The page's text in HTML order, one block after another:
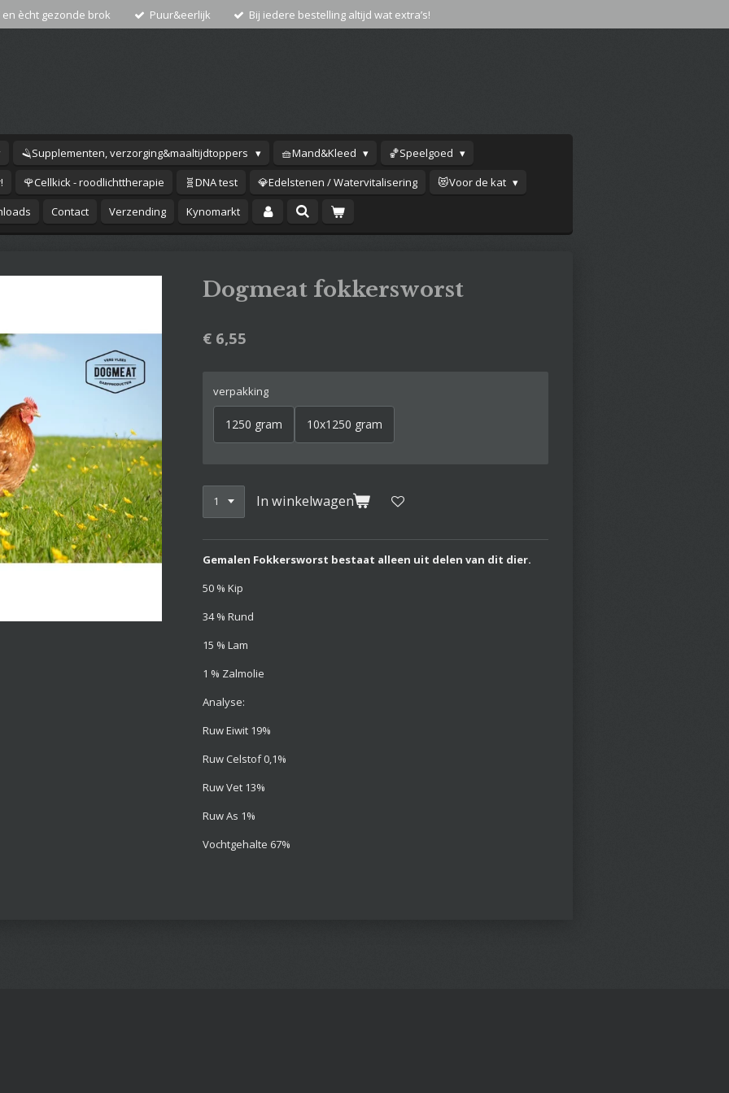
en ècht gezonde brok Puur&eerlijk Bij iedere bestelling altijd wat extra’s!
🪒Supplementen, verzorging&maaltijdtoppers 🧺Mand&Kleed
🏀Speelgoed
🌹Cellkick - roodlichttherapie 🧬DNA test 💎Edelstenen / Watervitalisering
😻Voor de kat
Contact Verzending Kynomarkt
Dogmeat fokkersworst
€ 6,55
verpakking
1250 gram 10x1250 gram
In winkelwagen
Gemalen Fokkersworst bestaat alleen uit delen van dit dier.
50 % Kip
34 % Rund
15 % Lam
1 % Zalmolie
Analyse:
Ruw Eiwit 19%
Ruw Celstof 0,1%
Ruw Vet 13%
Ruw As 1%
Vochtgehalte 67%